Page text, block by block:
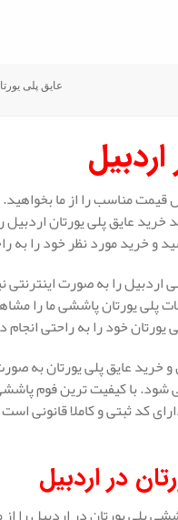
عایق پلی
مناسب را از ما
عایق پلی یورتان
و خرید مورد نظر خود را به
را به صورت اینترنتی
پلی یورتان پاششی ما را
خود را به راحتی
عایق پلی یورتان به صورت
با کیفیت ترین فوم
ثبتی و کاملا قانونی
در اردبیل